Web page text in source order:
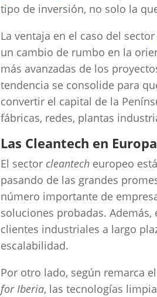
tipo de inversión, no solo la
La ventaja en el caso del sector
un cambio de rumbo en la
más avanzadas de los
tendencia se consolide para
convertir el capital de la
fábricas, redes, plantas
Las Cleantech en Europa
El sector cleantech europeo
pasando de las grandes
número importante de
soluciones probadas.
clientes industriales a largo
escalabilidad.
Por otro lado, según remarca
for Iberia, las tecnologías